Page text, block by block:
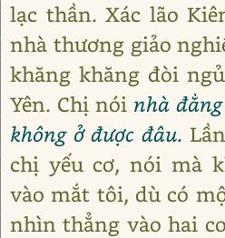
lạc thần. Xác lão
nhà thương giảo
khăng khăng đòi
Yên. Chị nói nhà
không ở được đâu.
chị yếu cơ, nói mà
vào mắt tôi, dù có
nhìn thẳng vào hai